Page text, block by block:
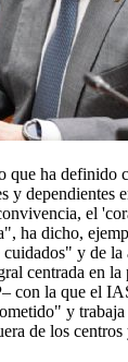
que ha definido
y dependientes
el
ha dicho,
y de la
centrada en la
con la que el
y
de los centros